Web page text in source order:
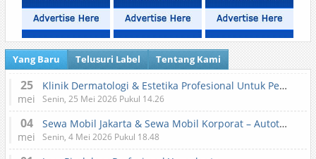
Yang Baru Telusuri Label Tentang Kami
25
mei
Klinik Dermatologi & Estetika Profesional Untuk Perawatan Kulit dan Kecantikan
Senin, 25 Mei 2026 Pukul 14.26
04
mei
Sewa Mobil Jakarta & Sewa Mobil Korporat – Autotranz Indonesia
Senin, 4 Mei 2026 Pukul 18.48